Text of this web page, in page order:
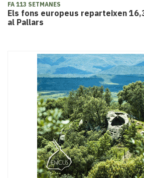
FA 113 SETMANES
Els fons europeus reparteixen
al Pallars